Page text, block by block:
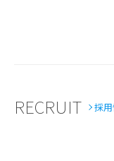
RECRUIT 採